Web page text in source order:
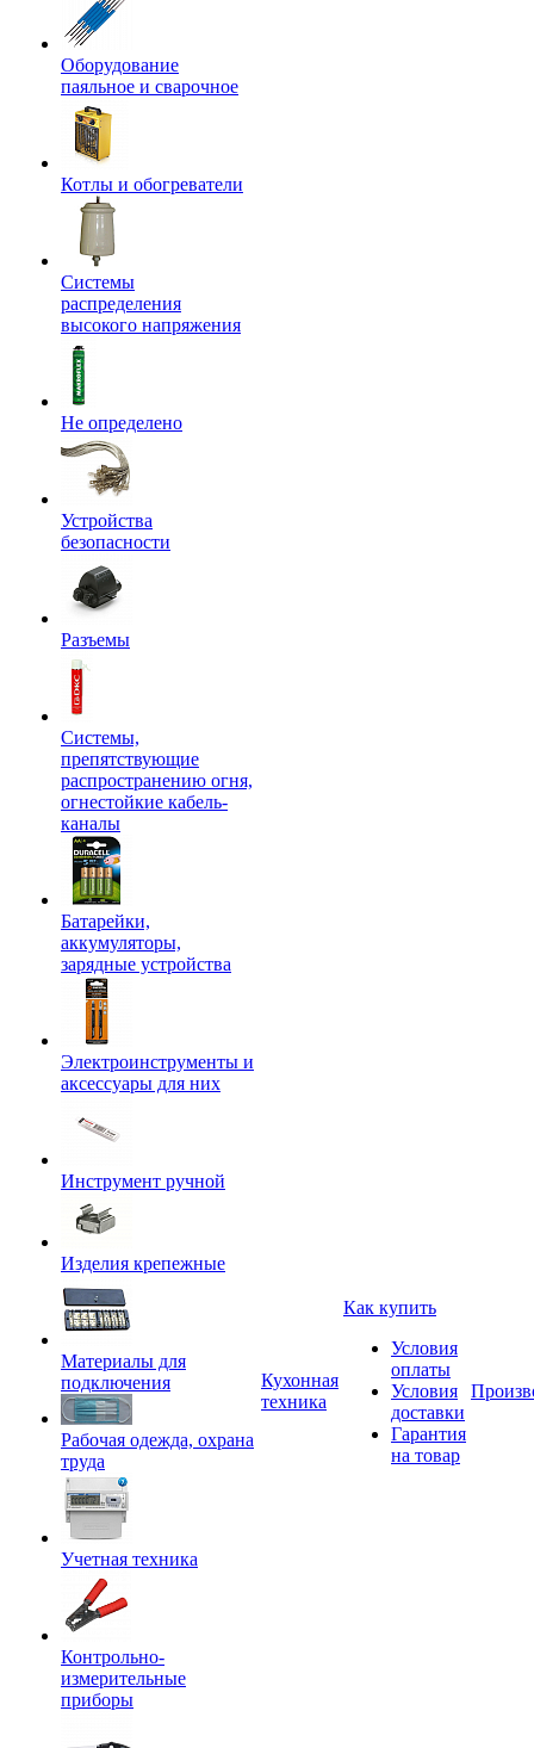
Оборудование
паяльное и сварочное
Котлы и обогреватели
Системы
распределения
высокого напряжения
Не определено
Устройства
безопасности
Разъемы
Системы,
препятствующие
распространению огня,
огнестойкие кабель-
каналы
Батарейки,
аккумуляторы,
зарядные устройства
Электроинструменты и
аксессуары для них
Инструмент ручной
Изделия крепежные
Материалы для
подключения
Рабочая одежда, охрана
труда
Учетная техника
Контрольно-
измерительные
приборы
Кухонная
техника
Как купить
Условия
оплаты
Условия
доставки
Гарантия
на товар